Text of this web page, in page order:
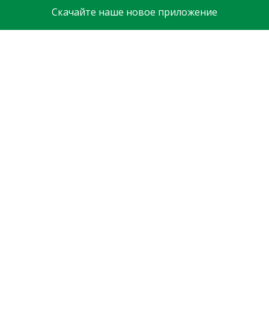
Скачайте наше новое приложение